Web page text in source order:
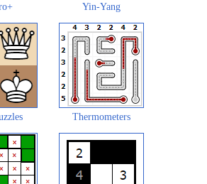
Yin-Yang
Thermometers